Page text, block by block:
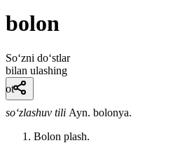
bolon
So‘zni do‘stlar
bilan ulashing
ot
so‘zlashuv tili Ayn. bolonya.
Bolon plash.